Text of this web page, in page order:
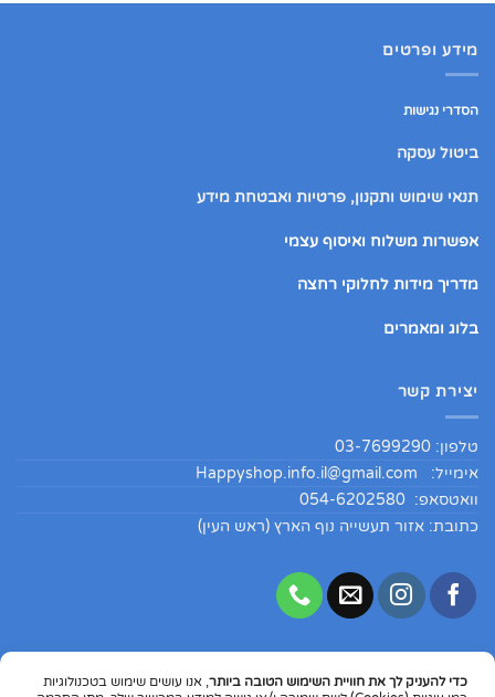
כדי להעניק לך את חוויית השימוש הטובה ביותר, אנו עושים שימוש בטכנולוגיות
מידע ופרטים
הסדרי נגישות
ביטול עסקה
תנאי שימוש ותקנון, פרטיות ואבטחת מידע
אפשרות משלוח ואיסוף עצמי
מדריך מידות לחלוקי רחצה
בלוג ומאמרים
יצירת קשר
טלפון: 03-7699290
אימייל: Happyshop.info.il@gmail.com
וואטסאפ: 054-6202580
כתובת: אזור תעשייה נוף הארץ (ראש העין)
Copyright 2026 ©HappyShopIL